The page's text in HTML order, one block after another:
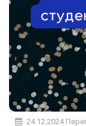
24.12.2024